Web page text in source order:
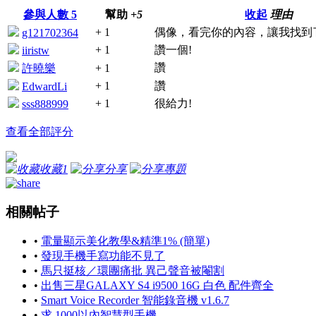
參與人數 5 幫助 +5 收起 理由
g121702364
+ 1
偶像，看完你的內容，讓我找到
iiristw
+ 1
讚一個!
許曉樂
+ 1
讚
EdwardLi
+ 1
讚
sss888999
+ 1 很給力!
查看全部評分
收藏1 分享 專題
相關帖子
• 電量顯示美化教學&精準1% (簡單)
• 發現手機手寫功能不見了
• 馬只挺核／環團痛批 異己聲音被閹割
• 出售三星GALAXY S4 i9500 16G 白色 配件齊全
• Smart Voice Recorder 智能錄音機 v1.6.7